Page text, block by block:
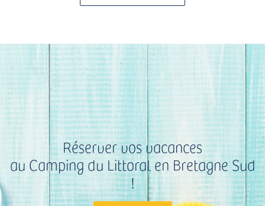
Réserver vos vacances
au Camping du Littoral en Bretagne Sud
!